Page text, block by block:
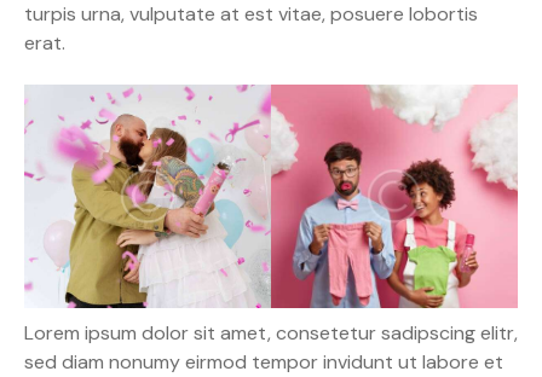
turpis urna, vulputate at est vitae, posuere lobortis
erat.
Lorem ipsum dolor sit amet, consetetur sadipscing elitr,
sed diam nonumy eirmod tempor invidunt ut labore et